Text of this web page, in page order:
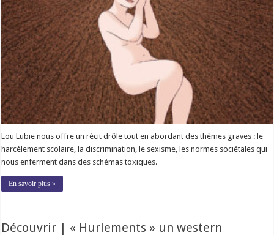
Lou Lubie nous offre un récit drôle tout en abordant des thèmes graves : le
harcèlement scolaire, la discrimination, le sexisme, les normes sociétales qui
nous enferment dans des schémas toxiques.
En savoir plus »
Découvrir | « Hurlements » un western